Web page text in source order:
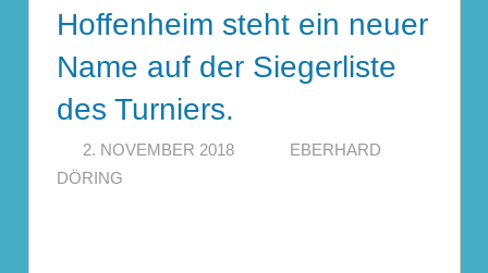
Hoffenheim steht ein neuer
Name auf der Siegerliste
des Turniers.
2. NOVEMBER 2018
EBERHARD
DÖRING